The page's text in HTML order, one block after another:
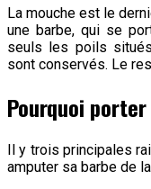
La mouche est le
une barbe, qui se
seuls les poils
sont conservés. Le
Pourquoi
Il y trois principales
amputer sa barbe de